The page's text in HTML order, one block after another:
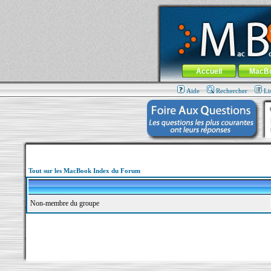
MacBook-fr.com : 100% Apple... 100%
Aller au contenu-Aller au menu
Menu général
Accueil
Aide Rechercher
Tout sur les MacBook Index du Forum
Non-membre du groupe